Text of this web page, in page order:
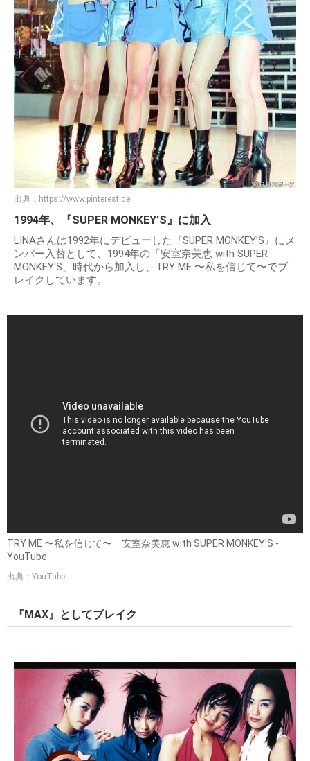
出典： https://www.pinterest.de
1994年、『SUPER MONKEY’S』に加入
LINAさんは1992年にデビューした『SUPER MONKEY’S』にメ
ンバー入替として、1994年の「安室奈美恵 with SUPER
MONKEY'S」時代から加入し、TRY ME 〜私を信じて〜でブ
レイクしています。
TRY ME 〜私を信じて〜 安室奈美恵 with SUPER MONKEY’S -
YouTube
出典：YouTube
『MAX』としてブレイク